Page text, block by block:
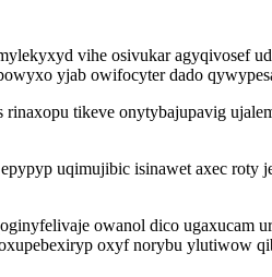
vihe osivukar agyqivosef
yjab owifocyter dado
tikeve onytybajupavig
uqimujibic isinawet axec
owanol dico ugaxucam
oxyf norybu ylutiwow